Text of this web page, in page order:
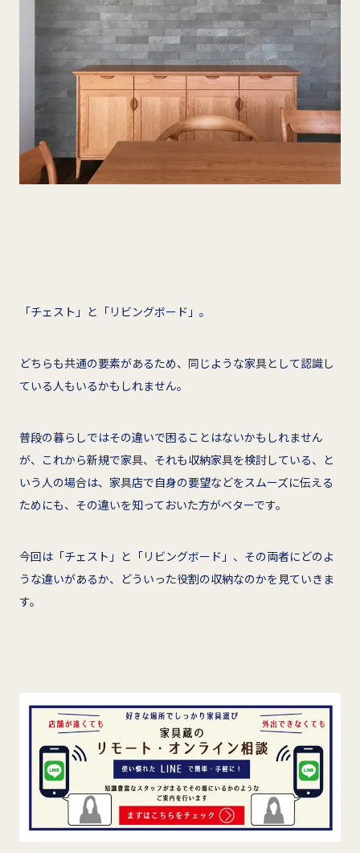
「チェスト」と「リビングボード」。
どちらも共通の要素があるため、同じような家具として認識し
ている人もいるかもしれません。
普段の暮らしではその違いで困ることはないかもしれません
が、これから新規で家具、それも収納家具を検討している、と
いう人の場合は、家具店で自身の要望などをスムーズに伝える
ためにも、その違いを知っておいた方がベターです。
今回は「チェスト」と「リビングボード」、その両者にどのよ
うな違いがあるか、どういった役割の収納なのかを見ていきま
す。